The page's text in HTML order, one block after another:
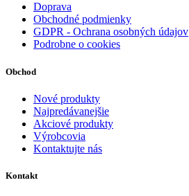
Doprava
Obchodné podmienky
GDPR - Ochrana osobných údajov
Podrobne o cookies
Obchod
Nové produkty
Najpredávanejšie
Akciové produkty
Výrobcovia
Kontaktujte nás
Kontakt